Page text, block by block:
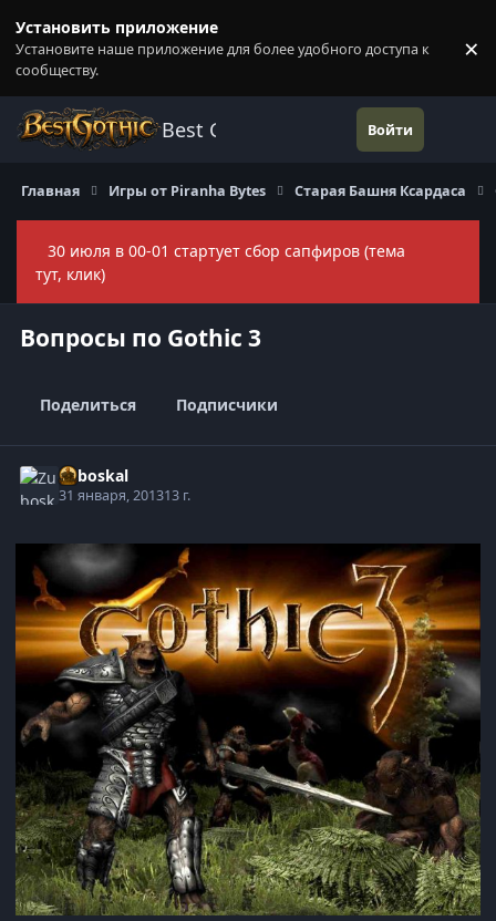
Установить приложение
Установите наше приложение для более удобного доступа к
сообществу.
×
Best Gothic Forums Войти
Главная Игры от Piranha Bytes Старая Башня Ксардаса
30 июля в 00-01 стартует сбор сапфиров (тема
тут, клик)
Вопросы по Gothic 3
Поделиться Подписчики
Zuboskal
31 января, 201313 г.